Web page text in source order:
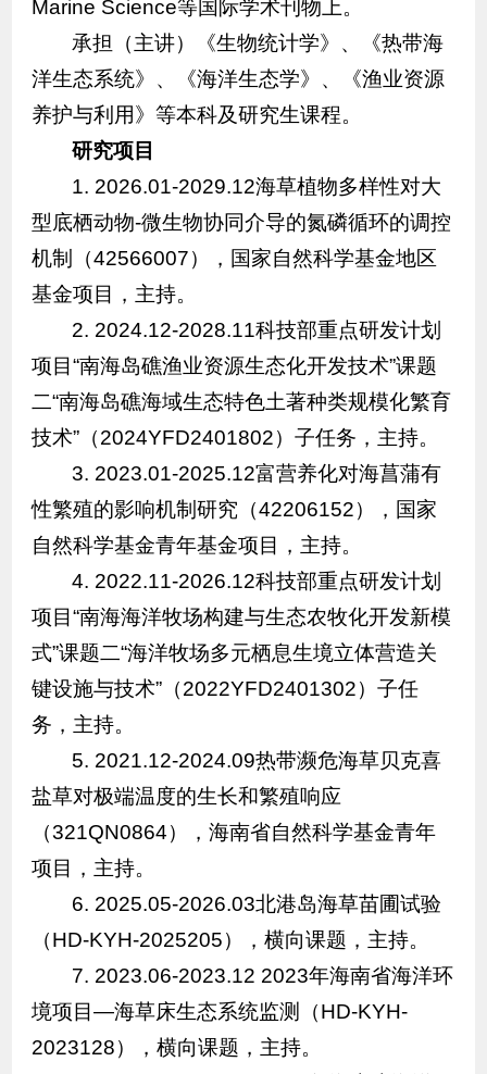
Marine Science等国际学术刊物上。
承担（主讲）《生物统计学》、《热带海
洋生态系统》、《海洋生态学》、《渔业资源
养护与利用》等本科及研究生课程。
研究项目
1. 2026.01-2029.12海草植物多样性对大
型底栖动物-微生物协同介导的氮磷循环的调控
机制（42566007），国家自然科学基金地区
基金项目，主持。
2. 2024.12-2028.11科技部重点研发计划
项目“南海岛礁渔业资源生态化开发技术”课题
二“南海岛礁海域生态特色土著种类规模化繁育
技术”（2024YFD2401802）子任务，主持。
3. 2023.01-2025.12富营养化对海菖蒲有
性繁殖的影响机制研究（42206152），国家
自然科学基金青年基金项目，主持。
4. 2022.11-2026.12科技部重点研发计划
项目“南海海洋牧场构建与生态农牧化开发新模
式”课题二“海洋牧场多元栖息生境立体营造关
键设施与技术”（2022YFD2401302）子任
务，主持。
5. 2021.12-2024.09热带濒危海草贝克喜
盐草对极端温度的生长和繁殖响应
（321QN0864），海南省自然科学基金青年
项目，主持。
6. 2025.05-2026.03北港岛海草苗圃试验
（HD-KYH-2025205），横向课题，主持。
7. 2023.06-2023.12 2023年海南省海洋环
境项目—海草床生态系统监测（HD-KYH-
2023128），横向课题，主持。